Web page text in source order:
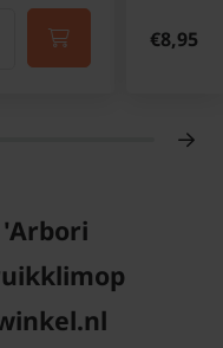
klimop)
helix 'Arbori
Compact'
is. De
een compact
€8,95